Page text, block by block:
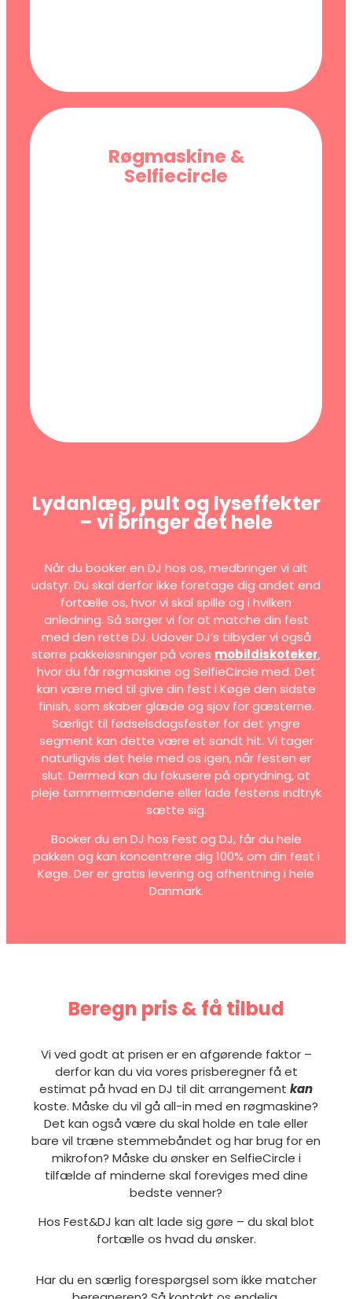
Røgmaskine &
Selfiecircle
Lydanlæg, pult og lyseffekter
– vi bringer det hele
Når du booker en DJ hos os, medbringer vi alt
udstyr. Du skal derfor ikke foretage dig andet end
fortælle os, hvor vi skal spille og i hvilken
anledning. Så sørger vi for at matche din fest
med den rette DJ. Udover DJ’s tilbyder vi også
større pakkeløsninger på vores mobildiskoteker,
hvor du får røgmaskine og SelfieCircle med. Det
kan være med til give din fest i Køge den sidste
finish, som skaber glæde og sjov for gæsterne.
Særligt til fødselsdagsfester for det yngre
segment kan dette være et sandt hit. Vi tager
naturligvis det hele med os igen, når festen er
slut. Dermed kan du fokusere på oprydning, at
pleje tømmermændene eller lade festens indtryk
sætte sig.
Booker du en DJ hos Fest og DJ, får du hele
pakken og kan koncentrere dig 100% om din fest i
Køge. Der er gratis levering og afhentning i hele
Danmark.
Beregn pris & få tilbud
Vi ved godt at prisen er en afgørende faktor –
derfor kan du via vores prisberegner få et
estimat på hvad en DJ til dit arrangement kan
koste. Måske du vil gå all-in med en røgmaskine?
Det kan også være du skal holde en tale eller
bare vil træne stemmebåndet og har brug for en
mikrofon? Måske du ønsker en SelfieCircle i
tilfælde af minderne skal foreviges med dine
bedste venner?
Hos Fest&DJ kan alt lade sig gøre – du skal blot
fortælle os hvad du ønsker.
Har du en særlig forespørgsel som ikke matcher